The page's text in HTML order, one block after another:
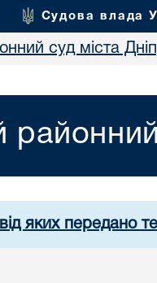
Судова влада
суд міста
яких передано